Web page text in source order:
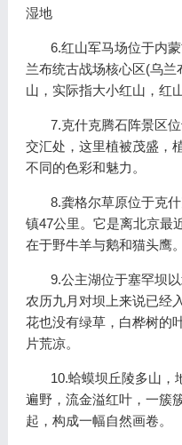
湿地
6.红山军马场位于内蒙
兰布统古战场核心区(乌
山，实际指大小红山，红
7.克什克腾石阵景区位
交汇处，这里植被茂盛，
不同的色彩和魅力。
8.龚格尔草原位于克什
镇47公里。它是离北京最
在于野牛羊与鹅和猫头鹰。
9.公主湖位于塞罕坝以
农历九月对坝上来说已经
花也没有绿草，白桦树的
片荒凉。
10.蛤蟆坝丘陵多山，
遍野，流金溢红叶，一簇
起，构成一幅自然画卷。